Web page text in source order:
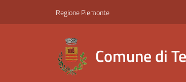
Regione Piemonte
Comune di